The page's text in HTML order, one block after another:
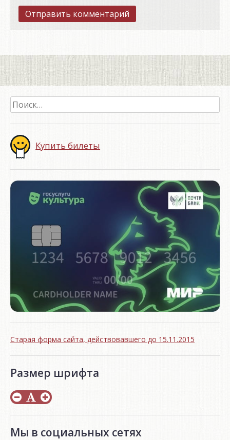
Найти:
Купить билеты
Старая форма сайта, действовавшего до 15.11.2015
Размер шрифта
Мы в социальных сетях